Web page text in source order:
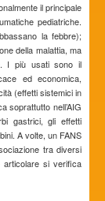
il principale
pediatriche.
la febbre);
della malattia, ma
I più usati sono il
ed economica,
(effetti sistemici in
soprattutto nell’AIG
gastrici, gli effetti
A volte, un FANS
tra diversi
articolare si verifica